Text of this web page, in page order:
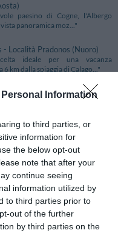
Information
to third parties, or
information for
the below opt-out
note that after your
continue seeing
information utilized by
to third parties prior to
out of the further
by third parties on the
paesino di Cogne, l'Albergo
panoramica moz..."
- Località Pradonos (Nuoro)
ideale per una vacanza
km dalla spiaggia di Calago..."
Terme - Via Siesa, 5
di maggiore inter..."
Fiore, 2 (Catanzaro)
dei primi anni ’70, situato a
in un'ampia propri..."
4 (Genova)
albergo situato a Genova in
e alle principali vi..."
San Paolo (Bergamo)